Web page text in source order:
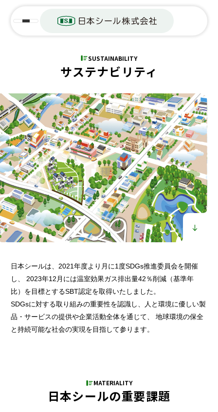
SUSTAINABILITY
サステナビリティ
日本シールは、2021年度より月に1度SDGs推進委員会を開催
し、2023年12月には温室効果ガス排出量42％削減（基準年
比）を目標とするSBT認定を取得いたしました。
SDGsに対する取り組みの重要性を認識し、人と環境に優しい製
品・サービスの提供や企業活動全体を通じて、 地球環境の保全
と持続可能な社会の実現を目指して参ります。
MATERIALITY
日本シールの重要課題